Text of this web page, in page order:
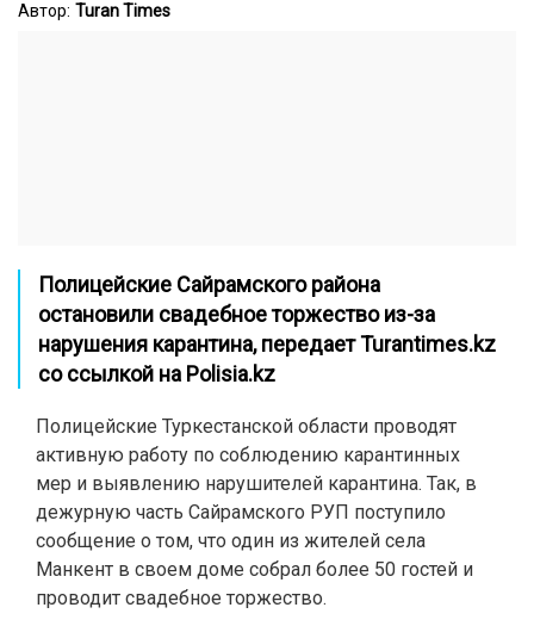
Автор: Turan Times
Полицейские Сайрамского района
остановили свадебное торжество из-за
нарушения карантина, передаетTurantimes.kz
со ссылкой на Polisia.kz
Полицейские Туркестанской области проводят
активную работу по соблюдению карантинных
мер и выявлению нарушителей карантина. Так, в
дежурную часть Сайрамского РУП поступило
сообщение о том, что один из жителей села
Манкент в своем доме собрал более 50 гостей и
проводит свадебное торжество.